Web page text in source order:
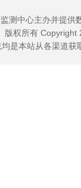
测中心主办并提
版权所有 Copyright
均是本站从各渠道